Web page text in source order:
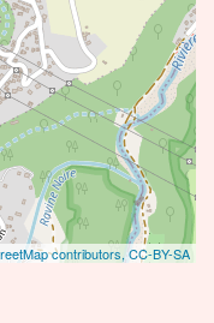
contributors, CC-BY-SA